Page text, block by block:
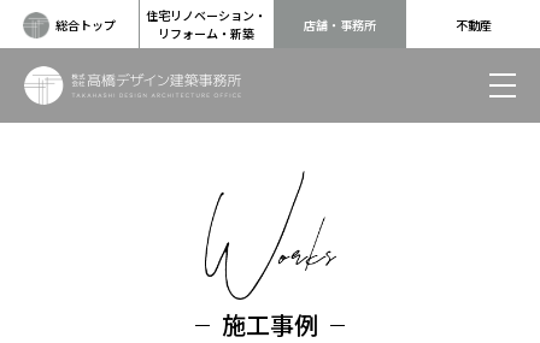
総合トップ
住宅リノベーション・
リフォーム・新築
店舗・事務所 不動産
施工事例